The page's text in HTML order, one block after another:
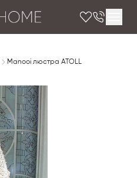
Manooi люстра ATOLL